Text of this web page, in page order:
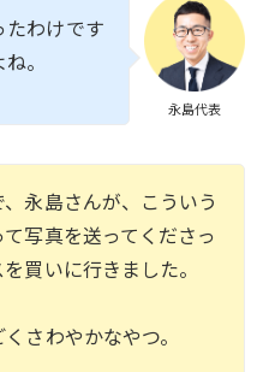
永島代表
わけです
。
永島さんが、こういう
写真を送ってくださっ
買いに行きました。
さわやかなやつ。